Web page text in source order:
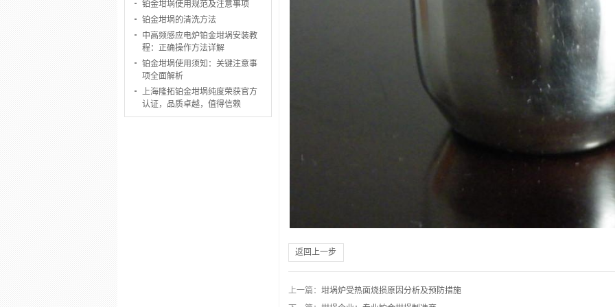
铂金坩埚使用规范及注意事项
铂金坩埚的清洗方法
中高频感应电炉铂金坩埚安装教
程：正确操作方法详解
铂金坩埚使用须知：关键注意事
项全面解析
上海隆拓铂金坩埚纯度荣获官方
认证，品质卓越，值得信赖
返回上一步
上一篇： 坩埚炉受热面烧损原因分析及预防措施